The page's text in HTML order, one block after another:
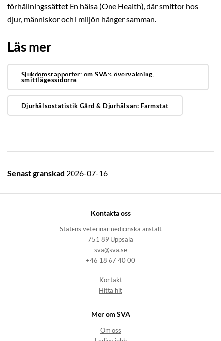
förhållningssättet En hälsa (One Health), där smittor hos
djur, människor och i miljön hänger samman.
Läs mer
Sjukdomsrapporter: om SVA:s övervakning,
smittlägessidorna
Djurhälsostatistik Gård & Djurhälsan: Farmstat
Senast granskad 2026-07-16
Kontakta oss
Statens veterinärmedicinska anstalt
751 89 Uppsala
sva@sva.se
+46 18 67 40 00
Kontakt
Hitta hit
Mer om SVA
Om oss